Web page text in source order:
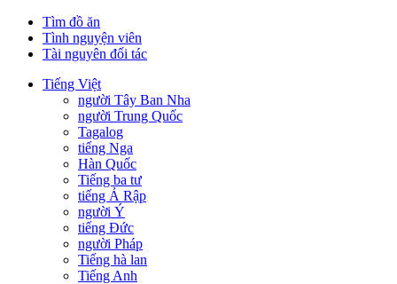
Tìm đồ ăn
Tình nguyện viên
Tài nguyên đối tác
Tiếng Việt
người Tây Ban Nha
người Trung Quốc
Tagalog
tiếng Nga
Hàn Quốc
Tiếng ba tư
tiếng Ả Rập
người Ý
tiếng Đức
người Pháp
Tiếng hà lan
Tiếng Anh